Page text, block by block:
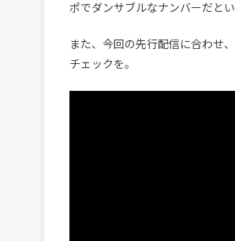
ポでダンサブルなナンバーだとい
また、今回の先行配信に合わせ
チェックを。